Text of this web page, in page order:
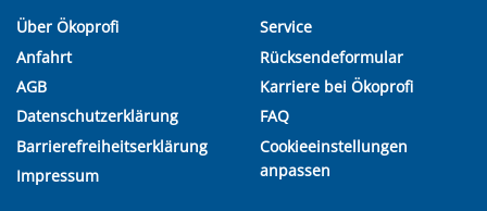
Über Ökoprofi
Anfahrt
AGB
Datenschutzerklärung
Barrierefreiheitserklärung
Impressum
Service
Rücksendeformular
Karriere bei Ökoprofi
FAQ
Cookieeinstellungen
anpassen